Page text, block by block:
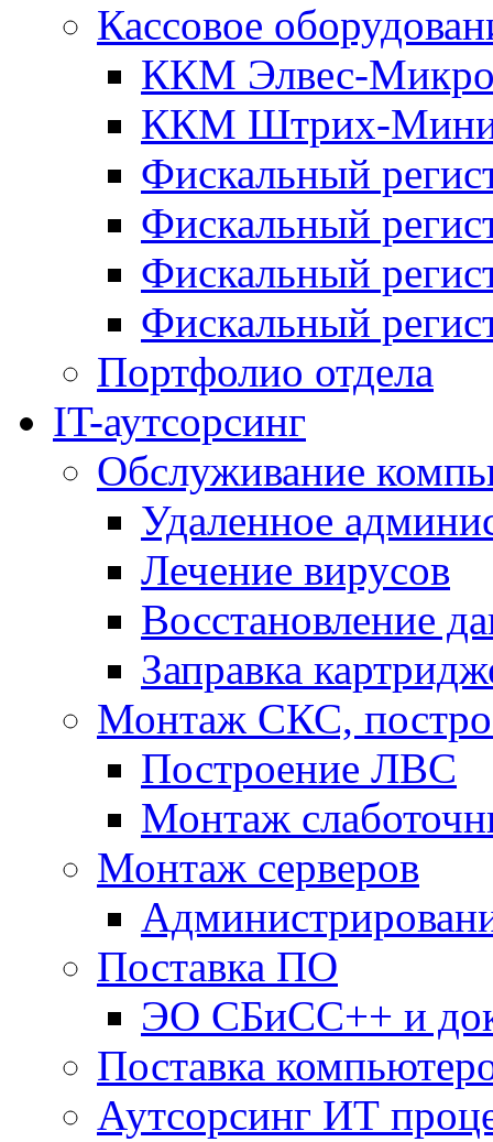
Кассовое
ККМ Элвес-
ККМ Штрих-
Фискальный
Фискальный
Фискальный
Фискальный
Портфолио отдела
IT-аутсорсинг
Обслуживание
Удаленное
Лечение вирусов
Восстановление
Заправка
Монтаж СКС,
Построение ЛВС
Монтаж
Монтаж серверов
Поставка ПО
ЭО СБиСС++ и
Поставка
Аутсорсинг ИТ